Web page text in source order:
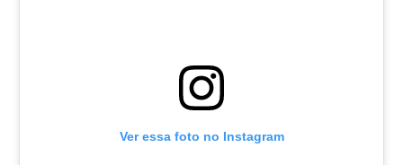
Ver essa foto no Instagram